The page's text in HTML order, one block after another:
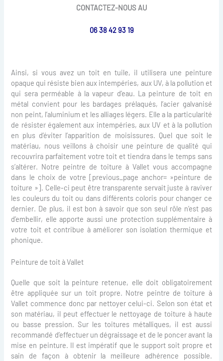
CONTACTEZ-NOUS AU
06 38 42 93 19
Ainsi, si vous avez un toit en tuile, il utilisera une peinture
opaque qui résiste bien aux intempéries, aux UV, à la pollution et
qui sera perméable à la vapeur d’eau. La peinture de toit en
métal convient pour les bardages prélaqués, l’acier galvanisé
non peint, l’aluminium et les alliages légers. Elle a la particularité
de résister également aux intempéries, aux UV et à la pollution
en plus d’éviter l’apparition de moisissures. Quel que soit le
matériau, nous veillons à choisir une peinture de qualité qui
recouvrira parfaitement votre toit et tiendra dans le temps sans
s’altérer. Notre peintre de toiture à Vallet vous accompagne
dans le choix de votre [previous_page anchor= »peinture de
toiture »]. Celle-ci peut être transparente servait juste à raviver
les couleurs du toit ou dans différents coloris pour changer ce
dernier. De plus, il est bon à savoir que son seul rôle n’est pas
d’embellir, elle apporte aussi une protection supplémentaire à
votre toit et contribue à améliorer son isolation thermique et
phonique.
Peinture de toit à Vallet
Quelle que soit la peinture retenue, elle doit obligatoirement
être appliquée sur un toit propre. Notre peintre de toiture à
Vallet commence donc par nettoyer celui-ci. Selon son état et
son matériau, il peut effectuer le nettoyage de toiture à haute
ou basse pression. Sur les toitures métalliques, il est aussi
recommandé d’effectuer un dégraissage et de le poncer avant la
mise en peinture. Il est impératif que le support soit propre et
sain de façon à obtenir la meilleure adhérence possible.